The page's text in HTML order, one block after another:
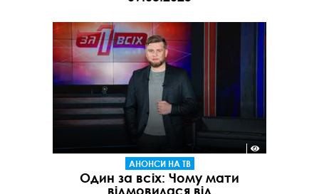
АНОНСИ НА ТВ
Один за всіх: Чому мати
відмовилася від